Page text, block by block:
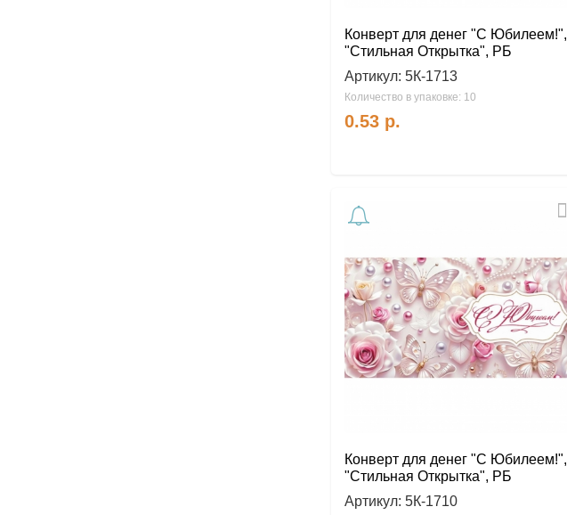
Конверт для денег "С Юбилеем!",
"Стильная Открытка", РБ
Артикул: 5К-1713
Количество в упаковке: 10
0.53 р.
Конверт для денег "С Юбилеем!",
"Стильная Открытка", РБ
Артикул: 5К-1710